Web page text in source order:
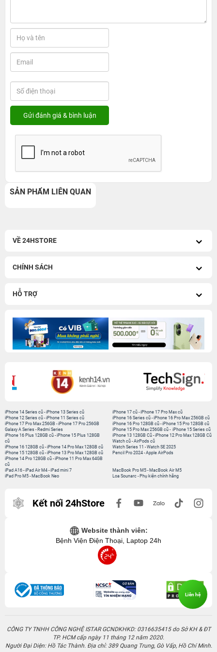
SẢN PHẨM LIÊN QUAN
VỀ 24HSTORE
CHÍNH SÁCH
HỖ TRỢ
iPhone 14 Series cũ -iPhone 13 Series cũ
iPhone 12 Series cũ -iPhone 11 Series cũ
iPhone 17 Pro Max 256GB -iPhone 17 Pro 256GB
Galaxy A Series - Redmi Series
iPhone 17 cũ-iPhone 17 Pro Max cũ
iPhone 16 Series cũ- iPhone 16 Pro Max 256GB cũ
iPhone 16 Pro 128GB cũ-iPhone 15 Pro 128GB cũ
iPhone 15 Pro Max 256GB cũ- iPhone 15 Series cũ
iPhone 16 Plus 128GB cũ -iPhone 15 Plus 128GB
cũ
iPhone 16 128GB cũ -iPhone 14 Pro Max 128GB cũ
iPhone 15 128GB cũ -iPhone 13 Pro Max 128GB cũ
iPhone 14 Pro 128GB cũ -iPhone 11 Pro Max 64GB
cũ
iPhone 13 128GB Cũ-iPhone 12 Pro Max 128GB Cũ
Watch cũ-AirPods cũ
Watch Series 11 -Watch SE 2025
Pencil Pro 2024-Apple AirPods
iPad A16 -iPad Air M4 -iPad mini 7
iPad Pro M5 - MacBook Neo
MacBook Pro M5- MacBook Air M5
Loa Sounarc- Phụ kiện chính hãng
Kết nối 24hStore
Website thành viên:
Bệnh Viện Điện Thoại, Laptop 24h
CÔNG TY TNHH CÔNG NGHỆ ISTAR GCNDKHKD: 0316635415 do Sở KH & ĐT
TP. HCM cấp ngày 11 tháng 12 năm 2020.
Người Đại Diện: Hồ Tác Thành. Địa chỉ: 389 Quang Trung, Gò Vấp, Hồ Chí Minh.
Liên hệ